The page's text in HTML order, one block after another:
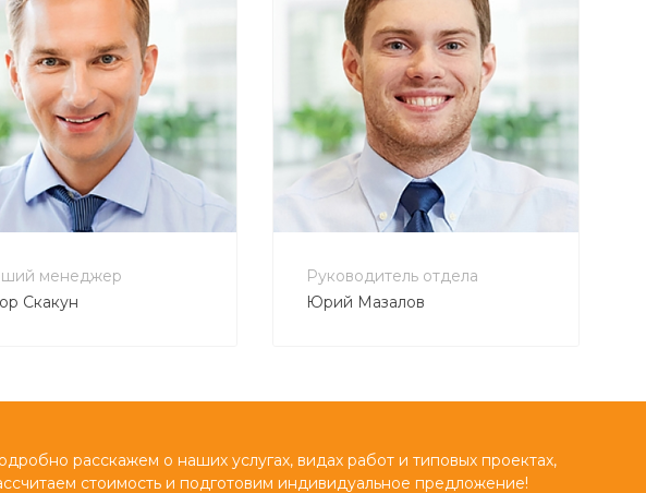
менеджер
Скакун
800 555 7278
info@bautehnika.ru
Руководитель отдела
Юрий Мазалов
+7 800 555 7278
no-reply@intecweb.ru
расскажем о наших услугах, видах работ и типовых проектах,
стоимость и подготовим индивидуальное предложение!